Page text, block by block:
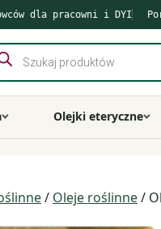
dla pracowni i DYI
Olejki eteryczne
/ Oleje roślinne/